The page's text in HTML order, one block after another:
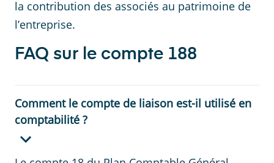
la contribution des associés au patrimoine de
l’entreprise.
FAQ sur le compte 188
Comment le compte de liaison est-il utilisé en
comptabilité ?